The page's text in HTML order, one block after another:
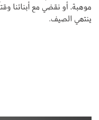
موهبة، أو نقضي مع أبنائنا
ينتهي الصيف.